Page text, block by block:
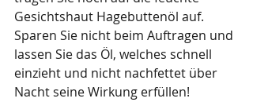
Gesichtshaut Hagebuttenöl auf.
Sparen Sie nicht beim Auftragen und
lassen Sie das Öl, welches schnell
einzieht und nicht nachfettet über
Nacht seine Wirkung erfüllen!